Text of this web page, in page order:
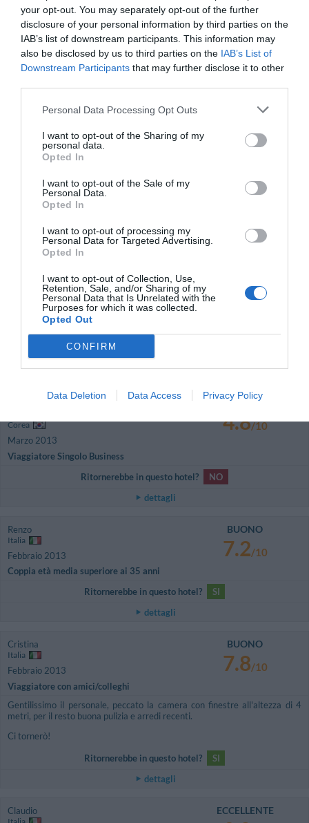
your opt-out. You may separately opt-out of the further
disclosure of your personal information by third parties on the
IAB’s list of downstream participants. This information may
also be disclosed by us to third parties on the IAB’s List of
Downstream Participants that may further disclose it to other
Personal Data Processing Opt Outs
I want to opt-out of the Sharing of my
personal data.
Opted In
I want to opt-out of the Sale of my
Personal Data.
Opted In
I want to opt-out of processing my
Personal Data for Targeted Advertising.
Opted In
I want to opt-out of Collection, Use,
Retention, Sale, and/or Sharing of my
Personal Data that Is Unrelated with the
Purposes for which it was collected.
Opted Out
CONFIRM
Data Deletion Data Access Privacy Policy
Ritornerebbe in questo hotel?
SI
dettagli
Maria Paola
Coppia età media superiore ai 35 anni
ECCELLENTE
9.4/10
Ritornerebbe in questo hotel?
Giugno 2013
Coppia età media inferiore ai 35 anni
BUONO
Ritornerebbe in questo hotel?
SI
Aprile 2013
Viaggiatore Singolo Business
BUONO
Ritornerebbe in questo hotel?
Corea
Marzo 2013
Viaggiatore Singolo Business
4.8/10
Ritornerebbe in questo hotel?
NO
dettagli
Renzo
Italia
Febbraio 2013
Coppia età media superiore ai 35 anni
BUONO
7.2/10
Ritornerebbe in questo hotel?
SI
dettagli
Cristina
Italia
Febbraio 2013
Viaggiatore con amici/colleghi
BUONO
7.8/10
Gentilissimo il personale, peccato la camera con finestre all'altezza di 4
metri, per il resto buona pulizia e arredi recenti.
Ci tornerò!
Ritornerebbe in questo hotel?
SI
dettagli
Claudio ECCELLENTE